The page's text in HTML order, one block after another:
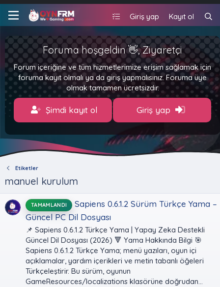
Giriş yap Kayıt ol
Foruma hoşgeldin 👋, Ziyaretçi
Forum içeriğine ve tüm hizmetlerimize erişim sağlamak için
foruma kayıt olmalı ya da giriş yapmalısınız. Foruma üye
olmak tamamen ücretsizdir.
Şimdi kayıt ol Giriş yap
Etiketler
manuel kurulum
TAMAMLANDI
Sapiens 0.6.1.2 Sürüm Türkçe Yama –
Güncel PC Dil Dosyası
📌 Sapiens 0.6.1.2 Türkçe Yama | Yapay Zeka Destekli
Güncel Dil Dosyası (2026) 🔻 Yama Hakkında Bilgi 🎯
Sapiens 0.6.1.2 Türkçe Yama; menü yazıları, oyun içi
açıklamalar, yardım içerikleri ve metin tabanlı öğeleri
Türkçeleştirir. Bu sürüm, oyunun
GameResources/localizations klasörüne doğrudan...